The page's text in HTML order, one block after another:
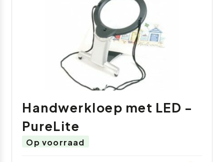
Handwerkloep met LED -
PureLite
Op voorraad